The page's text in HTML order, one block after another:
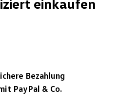
einkaufen
Bezahlung
PayPal & Co.